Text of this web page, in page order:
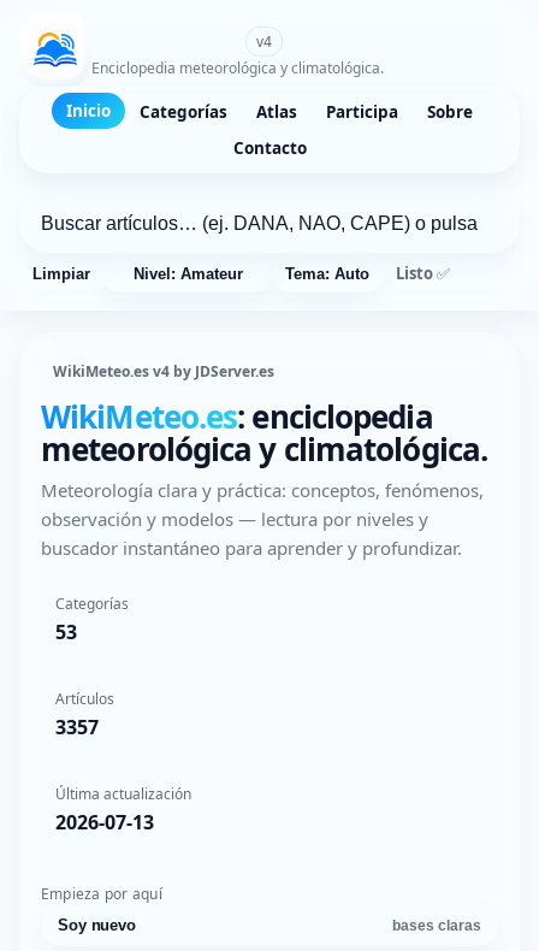
v4
Enciclopedia meteorológica y climatológica.
Inicio Categorías Atlas Participa
Sobre
Contacto
Limpiar Nivel: Amateur Tema: Auto Listo ✅
WikiMeteo.es v4 by JDServer.es
WikiMeteo.es: enciclopedia
meteorológica y climatológica.
Meteorología clara y práctica: conceptos, fenómenos,
observación y modelos — lectura por niveles y
buscador instantáneo para aprender y profundizar.
Categorías
53
Artículos
3357
Última actualización
2026-07-13
Empieza por aquí
Soy nuevo bases claras